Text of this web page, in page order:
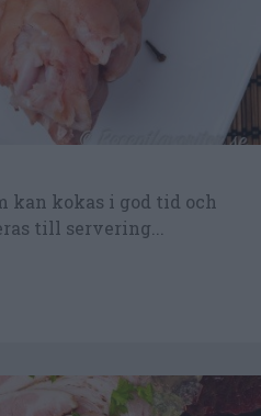
kan kokas i god tid och
till servering...